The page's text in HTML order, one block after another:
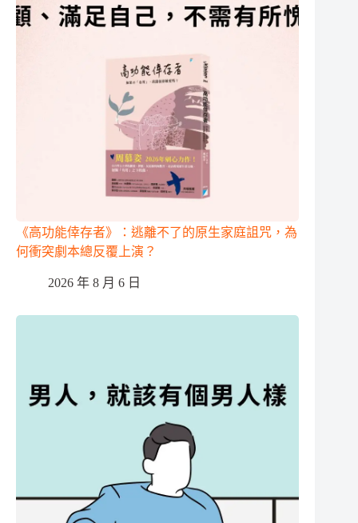
《高功能倖存者》：逃離不了的原生家庭詛咒，為
何衝突劇本總反覆上演？
2026 年 8 月 6 日